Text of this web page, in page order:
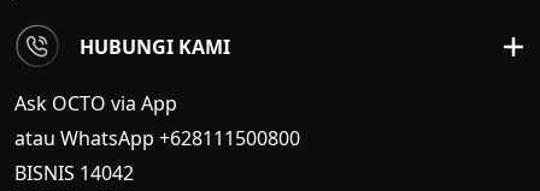
HUBUNGI KAMI
Ask OCTO via App
atau WhatsApp +628111500800
BISNIS 14042